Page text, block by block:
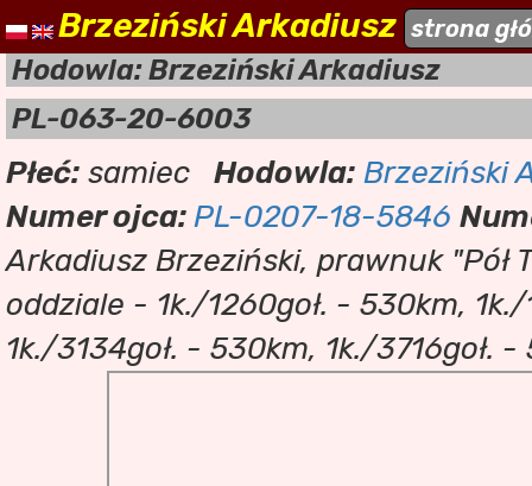
naszehodowle.pl
Brzeziński Arkadiusz strona
Hodowla: Brzeziński Arkadiusz
PL-063-20-6003
Płeć: samiec Hodowla: Brzeziński
Numer ojca:PL-0207-18-5846
Arkadiusz Brzeziński, prawnuk "Pół
oddziale - 1k./1260goł. - 530km,
1k./3134goł. - 530km, 1k./3716goł. -